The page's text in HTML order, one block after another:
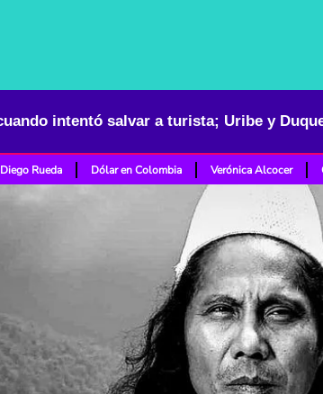
Diego Rueda Dólar en Colombia Verónica Alcocer